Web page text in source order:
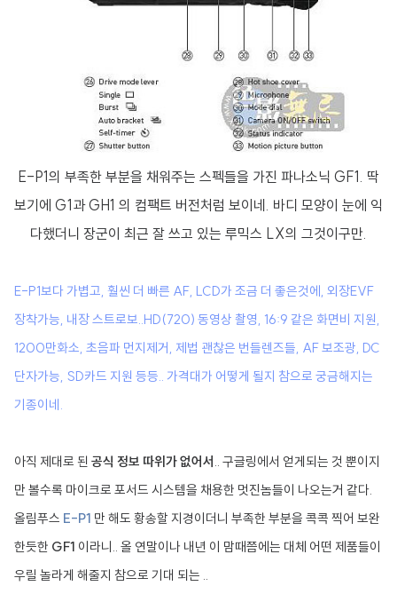
E-P1의 부족한 부분을 채워주는 스펙들을 가진 파나소닉 GF1. 딱
보기에 G1과 GH1 의 컴팩트 버전처럼 보이네. 바디 모양이 눈에 익
다했더니 장군이 최근 잘 쓰고 있는 루믹스 LX의 그것이구만.
E-P1보다 가볍고, 훨씬 더 빠른 AF, LCD가 조금 더 좋은것에, 외장EVF
장착가능, 내장 스트로보..HD(720) 동영상 촬영, 16:9 같은 화면비 지원,
1200만화소, 초음파 먼지제거, 제법 괜찮은 번들렌즈들, AF 보조광, DC
단자가능, SD카드 지원 등등.. 가격대가 어떻게 될지 참으로 궁금해지는
기종이네.
아직 제대로 된 공식 정보 따위가 없어서 .. 구글링에서 얻게되는 것 뿐이지
만 볼수록 마이크로 포서드 시스템을 채용한 멋진놈들이 나오는거 같다.
올림푸스 E-P1 만 해도 황송할 지경이더니 부족한 부분을 콕콕 찍어 보완
한듯한 GF1 이라니.. 올 연말이나 내년 이 맘때쯤에는 대체 어떤 제품들이
우릴 놀라게 해줄지 참으로 기대 되는 ..